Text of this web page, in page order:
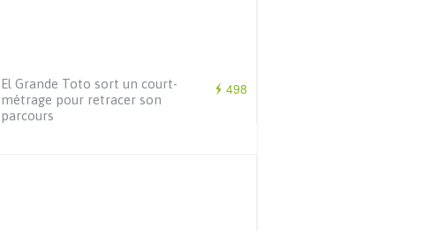
498
El Grande Toto sort un court-
métrage pour retracer son
parcours